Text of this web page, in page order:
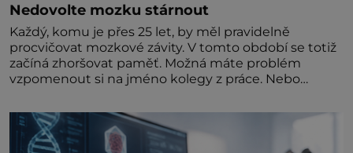
Nedovolte mozku stárnout
Každý, komu je přes 25 let, by měl pravidelně
procvičovat mozkové závity. V tomto období se totiž
začíná zhoršovat paměť. Možná máte problém
vzpomenout si na jméno kolegy z práce. Nebo
nedávno přečetli. Je to opravdu tak, s věkem jako
kdyby se paměť rozhodla stávkovat. Cvičte